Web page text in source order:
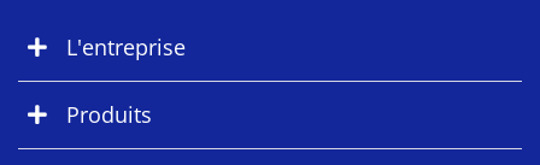
L'entreprise
Produits